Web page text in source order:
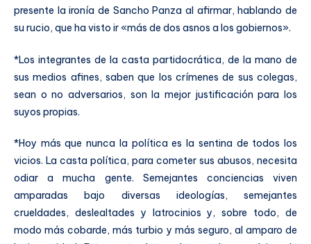
presente la ironía de Sancho Panza al afirmar, hablando de
su rucio, que ha visto ir «más de dos asnos a los gobiernos».
*Los integrantes de la casta partidocrática, de la mano de
sus medios afines, saben que los crímenes de sus colegas,
sean o no adversarios, son la mejor justificación para los
suyos propias.
*Hoy más que nunca la política es la sentina de todos los
vicios. La casta política, para cometer sus abusos, necesita
odiar a mucha gente. Semejantes conciencias viven
amparadas bajo diversas ideologías, semejantes
crueldades, deslealtades y latrocinios y, sobre todo, de
modo más cobarde, más turbio y más seguro, al amparo de